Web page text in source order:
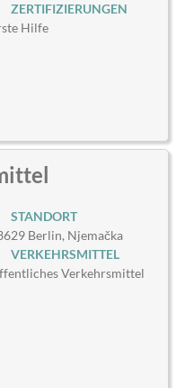
ZERTIFIZIERUNGEN
Hilfe
STANDORT
Berlin, Njemačka
VERKEHRSMITTEL
Verkehrsmittel